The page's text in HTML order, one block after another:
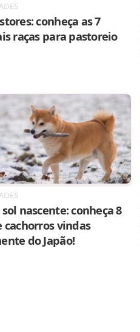
conheça as 7
raças para pastoreio
sol nascente: conheça 8
cachorros vindas
do Japão!